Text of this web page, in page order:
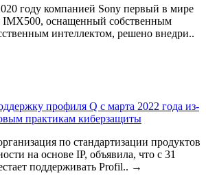
году компанией Sony первый в мире
IMX500, оснащенный собственным
интеллектом, решено внедри..
профиля Q с марта 2022 года из-
практикам киберзащиты
по стандартизации продуктов
на основе IP, объявила, что с 31
поддерживать Profil.. →